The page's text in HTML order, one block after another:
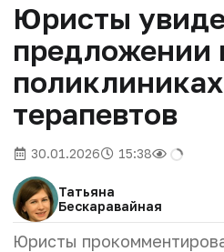
Юристы
предложении
терапевтов
30.01.2026 15:38
Татьяна
Бескаравайная
Юристы